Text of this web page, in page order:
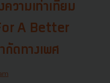
วามเท่าเทียม
A Better
กัดทางเพศ